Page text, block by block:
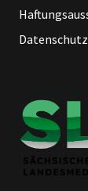
Datenschutz